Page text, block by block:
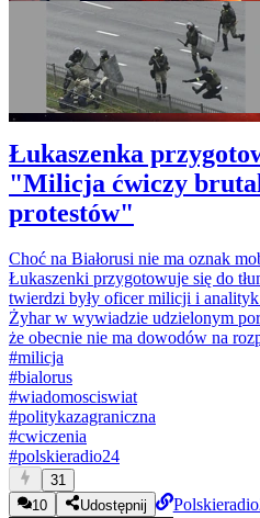
Łukaszenka
"Milicja ćwiczy
protestów"
Choć na Białorusi nie ma oznak
Łukaszenki przygotowuje się do
twierdzi były oficer milicji i
Żyhar w wywiadzie udzielonym
że obecnie nie ma dowodów na
#milicja
#bialorus
#wiadomosciswiat
#politykazagraniczna
#cwiczenia
#polskieradio24
31
10
Udostępnij